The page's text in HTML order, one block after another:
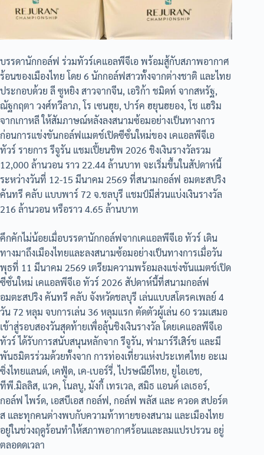
บรรดานักกอล์ฟ ร่วมทัวร์เคแอลพีจีเอ พร้อมสู้กับสภาพอากาศ
ร้อนของเมืองไทย โดย 6 นักกอล์ฟสาวทั้งจากต่างชาติ และไทย
ประกอบด้วย ลี ซูหยิง สาวจากจีน, เอริก้า ชมิดท์ จากสหรัฐ,
ณัฐกฤตา วงศ์ทวีลาภ, โร เซนฮุย, ปาร์ค ฮยุนฮยอง, โช แฮริม
จากเกาหลี ให้สัมภาษณ์หลังลงสนามซ้อมอย่างเป็นทางการ
ก่อนการแข่งขันกอล์ฟแมตช์เปิดซีซั่นใหม่ของ เคแอลพีจีเอ
ทัวร์ รายการ รีจูรัน แชมเปี้ยนชิพ 2026 ชิงเงินรางวัลรวม
12,000 ล้านวอน ราว 22.44 ล้านบาท จะเริ่มขึ้นในสัปดาห์นี้
ระหว่างวันที่ 12-15 มีนาคม 2569 ที่สนามกอล์ฟ อมตะสปริง
คันทรี คลับ แบบพาร์ 72 จ.ชลบุรี แชมป์มีส่วนแบ่งเงินรางวัล
216 ล้านวอน หรือราว 4.65 ล้านบาท
คึกคักไม่น้อยเมื่อบรรดานักกอล์ฟจากเคแอลพีจีเอ ทัวร์ เดิน
ทางมาถึงเมืองไทยและลงสนามซ้อมอย่างเป็นทางการเมื่อวัน
พุธที่ 11 มีนาคม 2569 เตรียมความพร้อมลงแข่งขันแมตช์เปิด
ซีซั่นใหม่ เคแอลพีจีเอ ทัวร์ 2026 สัปดาห์นี้ที่สนามกอล์ฟ
อมตะสปริง คันทรี คลับ จังหวัดชลบุรี เล่นแบบสโตรคเพลย์ 4
วัน 72 หลุม จบการเล่น 36 หลุมแรก ตัดตัวผู้เล่น 60 รวมเสมอ
เข้าสู่รอบสองวันสุดท้ายเพื่อลุ้นชิงเงินรางวัล โดยเคแอลพีจีเอ
ทัวร์ ได้รับการสนับสนุนหลักจาก รีจูรัน, ฟามาร์รีเสิร์ช และมี
พันธมิตรร่วมด้วยทั้งจาก การท่องเที่ยวแห่งประเทศไทย อะเม
ซิ่งไทยแลนด์, เคฟู้ด, เค-เบอร์รี่, ไปรษณีย์ไทย, ยูไอเอช,
ทีพี.มิลลิส, แวค, โนลบู, มังกี้ เทรเวล, สมิธ แอนด์ เลเธอร์,
กอล์ฟ ไพร์ด, เอสบีเอส กอล์ฟ, กอล์ฟ พลัส และ ควอด สปอร์ต
ส และทุกคนต่างพบกับความท้าทายของสนาม และเมืองไทย
อยู่ในช่วงฤดูร้อนทำให้สภาพอากาศร้อนและลมแปรปรวน อยู่
ตลอดดเวลา